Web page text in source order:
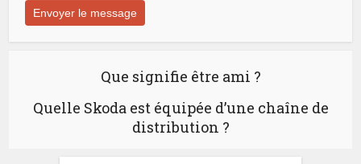
Que signifie être ami ?
Quelle Skoda est équipée d’une chaîne de
distribution ?